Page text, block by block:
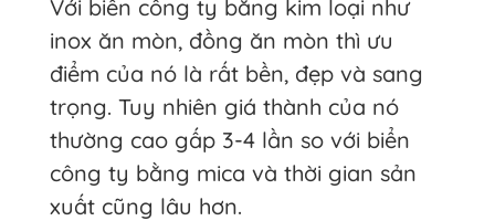
Với biển công ty bằng kim loại như
inox ăn mòn, đồng ăn mòn thì ưu
điểm của nó là rất bền, đẹp và sang
trọng. Tuy nhiên giá thành của nó
thường cao gấp 3-4 lần so với biển
công ty bằng mica và thời gian sản
xuất cũng lâu hơn.